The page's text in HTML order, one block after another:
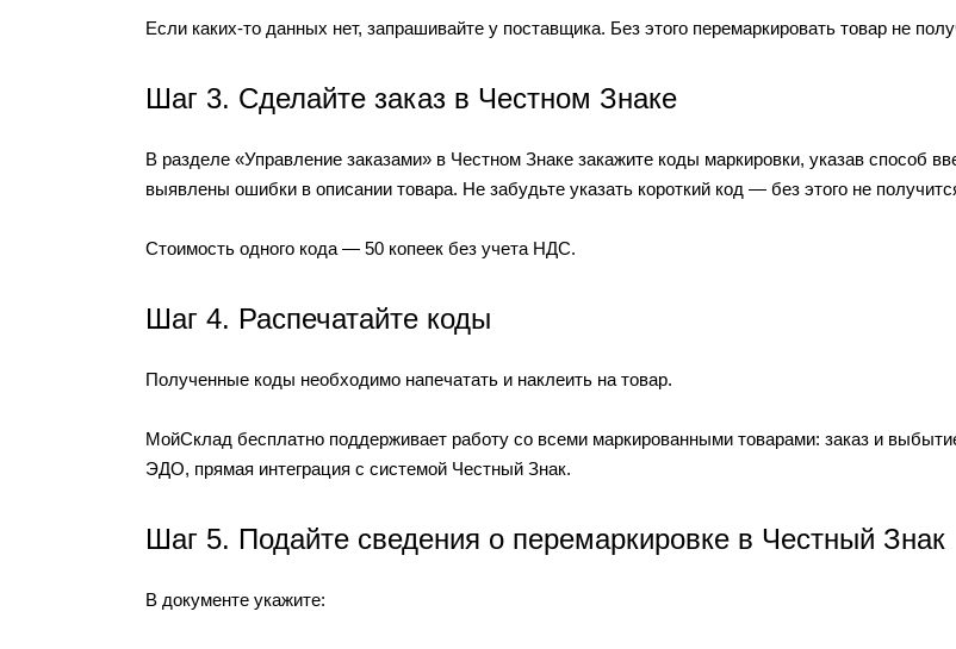
Если каких-то данных нет, запрашивайте у поставщика. Без этого перемаркировать товар не
Шаг 3. Сделайте заказ в Честном Знаке
В разделе «Управление заказами» в Честном Знаке закажите коды маркировки, указав способ
выявлены ошибки в описании товара. Не забудьте указать короткий код — без этого не
Стоимость одного кода — 50 копеек без учета НДС.
Шаг 4. Распечатайте коды
Полученные коды необходимо напечатать и наклеить на товар.
МойСклад бесплатно поддерживает работу со всеми маркированными товарами: заказ и
ЭДО, прямая интеграция с системой Честный Знак.
Шаг 5. Подайте сведения о перемаркировке в Честный Знак
В документе укажите: